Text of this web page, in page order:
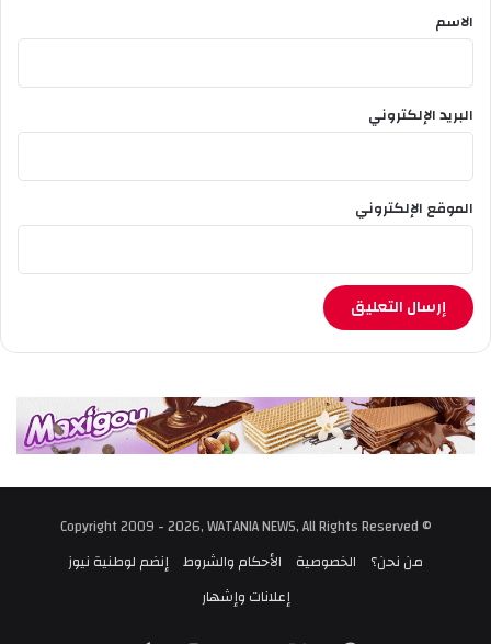
*
الاسم
البريد الإلكتروني
الموقع الإلكتروني
© Copyright 2009 - 2026, WATANIA NEWS, All Rights Reserved
من نحن؟
الخصوصية الأحكام والشروط إنضم لوطنية نيوز
إعلانات وإشهار